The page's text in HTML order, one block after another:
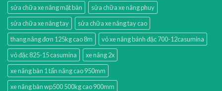
sửa chữa xe nâng mặt bàn
sửa chữa xe nâng phuy
sửa chữa xe nâng tay
sửa chữa xe nâng tay cao
thang nâng đơn 125kg cao 8m
vỏ xe nâng bánh đặc 700-12casumina
vỏ đặc 825-15 casumina
xe nâng 2x
xe nâng bàn 1 tấn nâng cao 950mm
xe nâng bàn wp500 500kg cao 900mm